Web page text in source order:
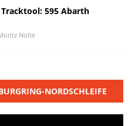
595 Abarth
Nolte
NORDSCHLEIFE